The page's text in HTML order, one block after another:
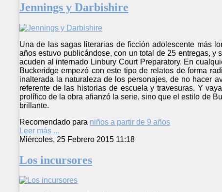
Jennings y Darbishire
Una de las sagas literarias de ficción adolescente más
años estuvo publicándose, con un total de 25 entregas,
acuden al internado Linbury Court Preparatory. En
Buckeridge empezó con este tipo de relatos de forma
inalterada la naturaleza de los personajes, de no hacer
referente de las historias de escuela y travesuras. Y
prolífico de la obra afianzó la serie, sino que el estilo de
brillante.
Recomendado para niños a partir de 9 años
Leer más ...
Miércoles, 25 Febrero 2015 11:18
Los incursores